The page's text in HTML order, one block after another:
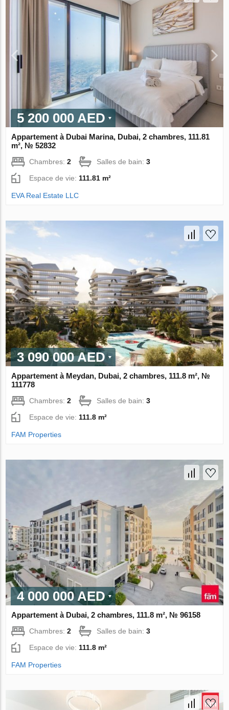
5 200 000 AED
Appartement à Dubai Marina, Dubai, 2 chambres, 111.81
m², № 52832
Chambres:2 Salles de bain:3
Espace de vie:111.81 m²
EVA Real Estate LLC
3 090 000 AED
Appartement à Meydan, Dubai, 2 chambres, 111.8 m², №
111778
Chambres:2 Salles de bain:3
Espace de vie: 111.8 m²
FAM Properties
4 000 000 AED
Appartement à Dubai, 2 chambres, 111.8 m², № 96158
Chambres:2 Salles de bain:3
Espace de vie: 111.8 m²
FAM Properties